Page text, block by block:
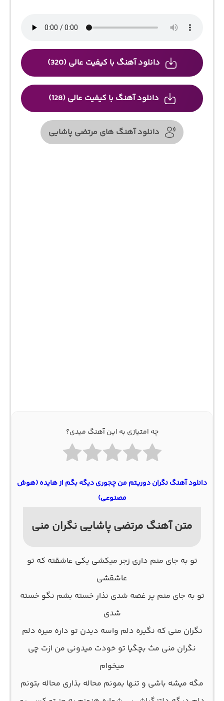
دانلود آهنگ با کیفیت عالی (320)
دانلود آهنگ با کیفیت عالی (128)
دانلود آهنگ های مرتضی پاشایی
چه امتیازی به این آهنگ میدی؟
دانلود آهنگ نگران دوریتم من چجوری دیگه بگم از هایده (هوش
مصنوعی)
متن آهنگ مرتضی پاشایی نگران منی
تو به جای منم داری زجر میکشی یکی عاشقته که تو
عاشقشی
تو به جای منم پر غصه شدی نذار خسته بشم نگو خسته
شدی
نگران منی که نگیره دلم واسه دیدن تو داره میره دلم
نگران منی مث بچگیا تو خودت میدونی من ازت چی
میخوام
مگه میشه باشی و تنها بمونم محاله بذاری محاله بتونم